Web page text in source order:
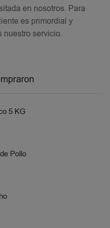
en nosotros. Para
es primordial y
nuestro servicio.
5 KG
Pollo